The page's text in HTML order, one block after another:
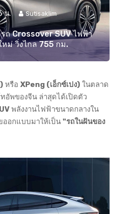
น. Sutisaklim
ถ Crossover SUV ไฟฟ้า
ม่ วิ่งไกล 755 กม.
หรือ XPeng (เอ็กซ์เปง) ในตลาด
อัพของจีน ล่าสุดได้เปิดตัว
พลังงานไฟฟ้าขนาดกลางใน
ออกแบบมาให้เป็น "รถในฝันของ